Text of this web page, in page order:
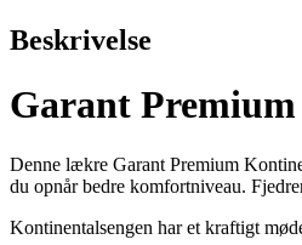
Beskrivelse
Garant
Denne lækre Garant Premium
du opnår bedre komfortniveau.
Kontinentalsengen har et kraftigt